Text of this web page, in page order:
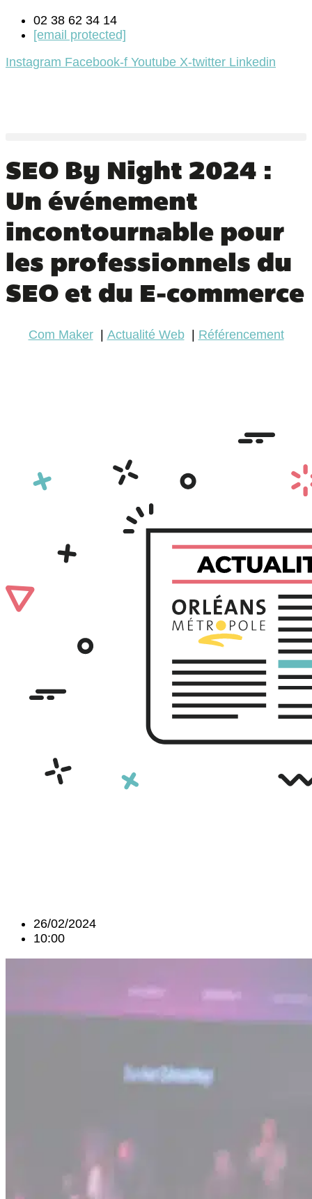
02 38 62 34 14
[email protected]
Instagram Facebook-f Youtube X-twitter Linkedin
SEO By Night 2024 :
Un événement
incontournable pour
les professionnels du
SEO et du E-commerce
Com Maker Actualité Web Référencement
26/02/2024
10:00